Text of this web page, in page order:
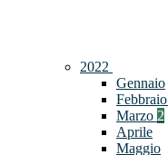
2022
Gennaio
Febbraio
Marzo 2
Aprile
Maggio